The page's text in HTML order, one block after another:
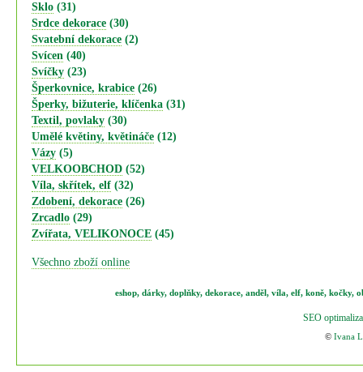
Sklo (31)
Srdce dekorace (30)
Svatební dekorace (2)
Svícen (40)
Svíčky (23)
Šperkovnice, krabice (26)
Šperky, bižuterie, klíčenka (31)
Textil, povlaky (30)
Umělé květiny, květináče (12)
Vázy (5)
VELKOOBCHOD (52)
Víla, skřítek, elf (32)
Zdobení, dekorace (26)
Zrcadlo (29)
Zvířata, VELIKONOCE (45)
Všechno zboží online
eshop, dárky, doplňky, dekorace, anděl, víla, elf, koně, kočky,
SEO
© Ivana